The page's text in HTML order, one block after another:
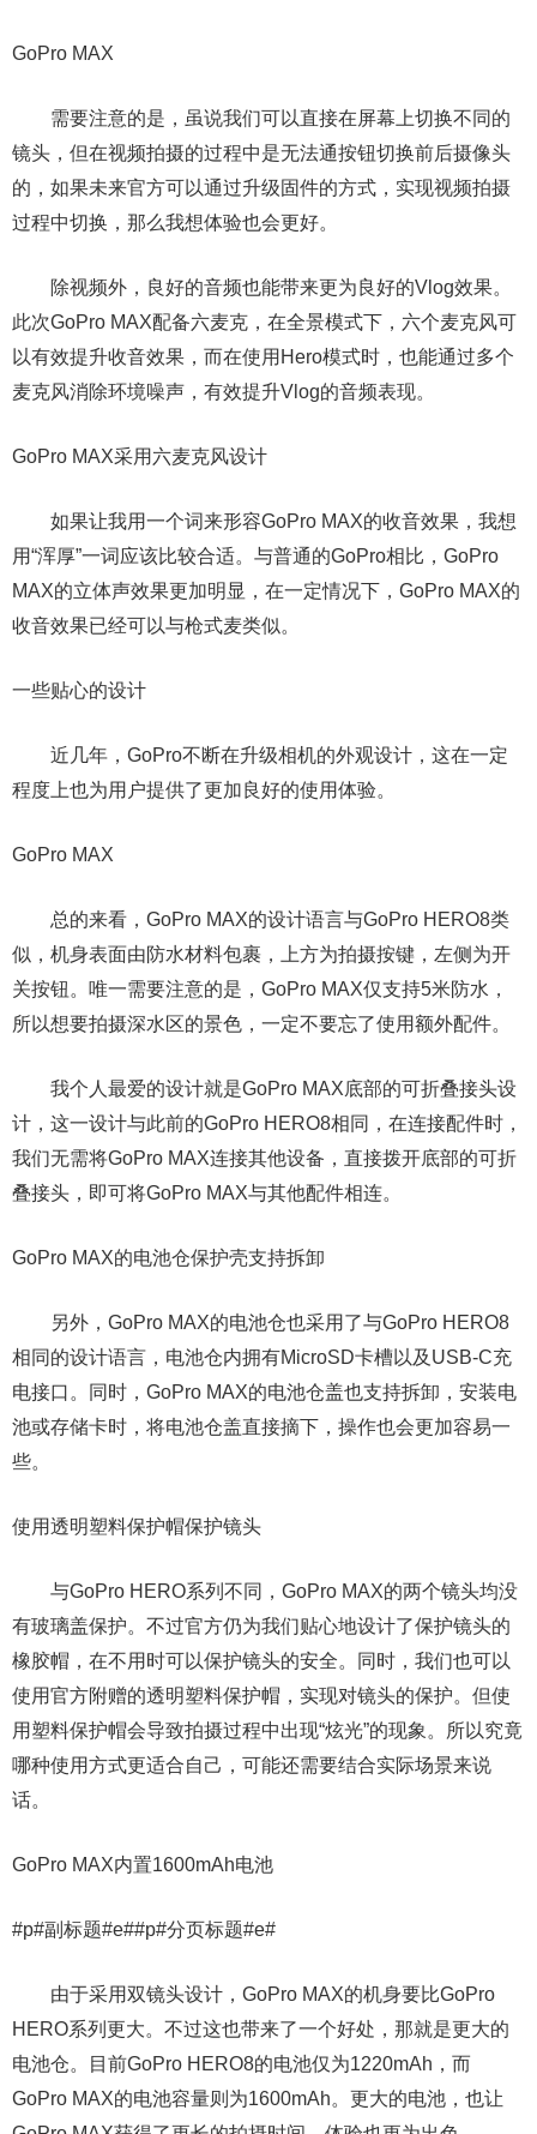
GoPro MAX
需要注意的是，虽说我们可以直接在屏幕上切换不同的
镜头，但在视频拍摄的过程中是无法通按钮切换前后摄像头
的，如果未来官方可以通过升级固件的方式，实现视频拍摄
过程中切换，那么我想体验也会更好。
除视频外，良好的音频也能带来更为良好的Vlog效果。
此次GoPro MAX配备六麦克，在全景模式下，六个麦克风可
以有效提升收音效果，而在使用Hero模式时，也能通过多个
麦克风消除环境噪声，有效提升Vlog的音频表现。
GoPro MAX采用六麦克风设计
如果让我用一个词来形容GoPro MAX的收音效果，我想
用“浑厚”一词应该比较合适。与普通的GoPro相比，GoPro
MAX的立体声效果更加明显，在一定情况下，GoPro MAX的
收音效果已经可以与枪式麦类似。
一些贴心的设计
近几年，GoPro不断在升级相机的外观设计，这在一定
程度上也为用户提供了更加良好的使用体验。
GoPro MAX
总的来看，GoPro MAX的设计语言与GoPro HERO8类
似，机身表面由防水材料包裹，上方为拍摄按键，左侧为开
关按钮。唯一需要注意的是，GoPro MAX仅支持5米防水，
所以想要拍摄深水区的景色，一定不要忘了使用额外配件。
我个人最爱的设计就是GoPro MAX底部的可折叠接头设
计，这一设计与此前的GoPro HERO8相同，在连接配件时，
我们无需将GoPro MAX连接其他设备，直接拨开底部的可折
叠接头，即可将GoPro MAX与其他配件相连。
GoPro MAX的电池仓保护壳支持拆卸
另外，GoPro MAX的电池仓也采用了与GoPro HERO8
相同的设计语言，电池仓内拥有MicroSD卡槽以及USB-C充
电接口。同时，GoPro MAX的电池仓盖也支持拆卸，安装电
池或存储卡时，将电池仓盖直接摘下，操作也会更加容易一
些。
使用透明塑料保护帽保护镜头
与GoPro HERO系列不同，GoPro MAX的两个镜头均没
有玻璃盖保护。不过官方仍为我们贴心地设计了保护镜头的
橡胶帽，在不用时可以保护镜头的安全。同时，我们也可以
使用官方附赠的透明塑料保护帽，实现对镜头的保护。但使
用塑料保护帽会导致拍摄过程中出现“炫光”的现象。所以究竟
哪种使用方式更适合自己，可能还需要结合实际场景来说
话。
GoPro MAX内置1600mAh电池
#p#副标题#e##p#分页标题#e#
由于采用双镜头设计，GoPro MAX的机身要比GoPro
HERO系列更大。不过这也带来了一个好处，那就是更大的
电池仓。目前GoPro HERO8的电池仅为1220mAh，而
GoPro MAX的电池容量则为1600mAh。更大的电池，也让